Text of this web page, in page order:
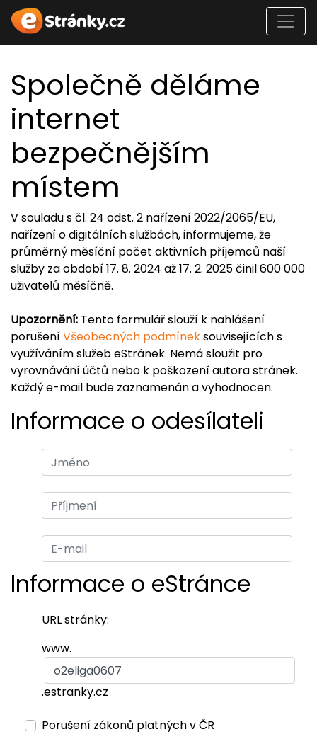
Společně děláme
internet
bezpečnějším
místem
V souladu s čl. 24 odst. 2 nařízení 2022/2065/EU,
nařízení o digitálních službách, informujeme, že
průměrný měsíční počet aktivních příjemců naší
služby za období 17. 8. 2024 až 17. 2. 2025 činil 600 000
uživatelů měsíčně.
Upozornění: Tento formulář slouží k nahlášení
porušeníVšeobecných podmíneksouvisejících s
využíváním služeb eStránek. Nemá sloužit pro
vyrovnávání účtů nebo k poškození autora stránek.
Každý e-mail bude zaznamenán a vyhodnocen.
Informace o odesílateli
Informace o eStránce
URL stránky:
www.
.estranky.cz
Porušení zákonů platných v ČR